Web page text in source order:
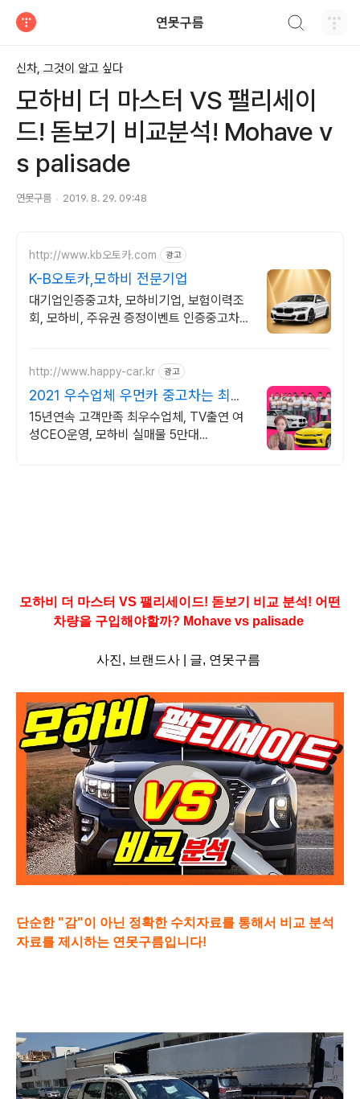
연못구름
신차, 그것이 알고 싶다
모하비 더 마스터 VS 팰리세이
드! 돋보기 비교분석! Mohave v
s palisade
연못구름 2019. 8. 29. 09:48
http://www.kb오토카.com 광고
K-B오토카,모하비 전문기업
대기업인증중고차, 모하비기업, 보험이력조
회, 모하비, 주유권 증정이벤트 인증중고차 7
http://www.happy-car.kr 광고
2021 우수업체 우먼카 중고차는 최우
수모범업체에서!
15년연속 고객만족 최우수업체, TV출연 여
성CEO운영, 모하비 실매물 5만대
모하비 더 마스터 VS 팰리세이드! 돋보기 비교 분석! 어떤
차량을 구입해야할까? Mohave vs palisade
사진, 브랜드사 | 글, 연못구름
단순한 "감"이 아닌 정확한 수치자료를 통해서 비교 분석
자료를 제시하는 연못구름입니다!